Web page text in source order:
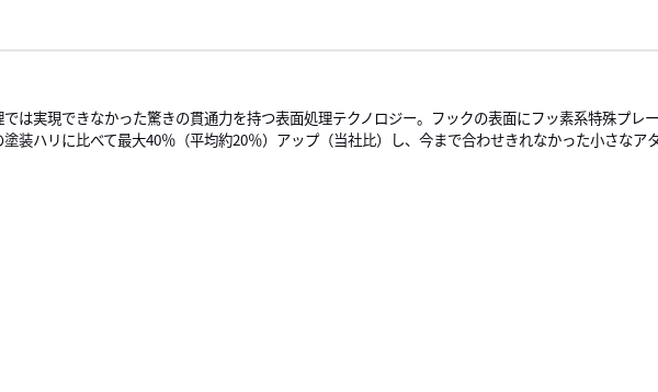
は実現できなかった驚きの貫通力を持つ表面処理テクノロジー。フックの表面にフッ素系特殊プレ
装ハリに比べて最大40％（平均約20％）アップ（当社比）し、今まで合わせきれなかった小さなア